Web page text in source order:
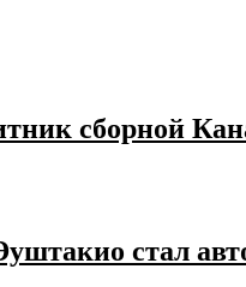
сборной
стал